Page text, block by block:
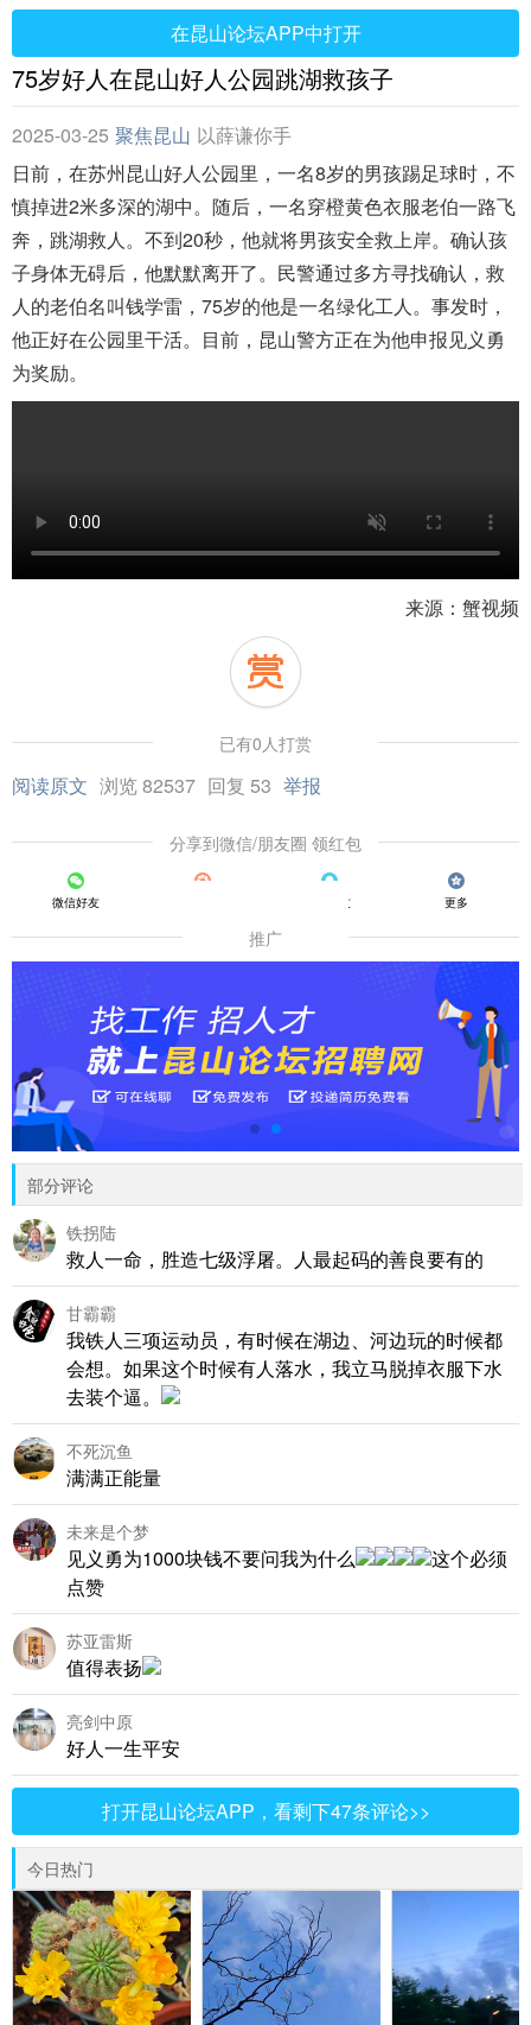
在昆山论坛APP中打开
75岁好人在昆山好人公园跳湖救孩子
2025-03-25 聚焦昆山 以薛谦你手
日前，在苏州昆山好人公园里，一名8岁的男孩踢足球时，不
慎掉进2米多深的湖中。随后，一名穿橙黄色衣服老伯一路飞
奔，跳湖救人。不到20秒，他就将男孩安全救上岸。确认孩
子身体无碍后，他默默离开了。民警通过多方寻找确认，救
人的老伯名叫钱学雷，75岁的他是一名绿化工人。事发时，
他正好在公园里干活。目前，昆山警方正在为他申报见义勇
为奖励。
来源：蟹视频
已有0人打赏
阅读原文 浏览 82537 回复 53 举报
分享到微信/朋友圈 领红包
微信好友 QQ好友 更多
推广
部分评论
铁拐陆
救人一命，胜造七级浮屠。人最起码的善良要有的
甘霸霸
我铁人三项运动员，有时候在湖边、河边玩的时候都
会想。如果这个时候有人落水，我立马脱掉衣服下水
去装个逼。
不死沉鱼
满满正能量
未来是个梦
见义勇为1000块钱不要问我为什么
这个必须
点赞
苏亚雷斯
值得表扬
亮剑中原
好人一生平安
打开昆山论坛APP，看剩下47条评论>>
今日热门